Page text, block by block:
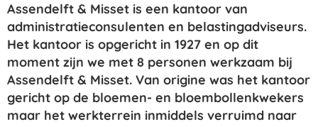
Assendelft & Misset is een kantoor van
administratieconsulenten en belastingadviseurs.
Het kantoor is opgericht in 1927 en op dit
moment zijn we met 8 personen werkzaam bij
Assendelft & Misset. Van origine was het kantoor
gericht op de bloemen- en bloembollenkwekers
maar het werkterrein inmiddels verruimd naar